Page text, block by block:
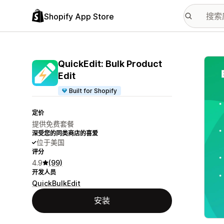
Shopify App Store
QuickEdit: Bulk Product
Edit
Built for Shopify
定价
提供免费套餐
深受您的同类商店的喜爱
位于美国
评分
4.9 (99)
开发人员
QuickBulkEdit
安装
配图